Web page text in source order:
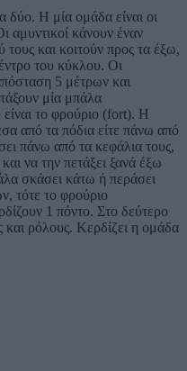
Η μία ομάδα είναι οι
αμυντικοί κάνουν έναν
τους και κοιτούν προς τα έξω,
του κύκλου. Οι
5 μέτρων και
μία μπάλα
το φρούριο (fort). Η
από τα πόδια είτε πάνω από
πάνω από τα κεφάλια τους,
να την πετάξει ξανά έξω
σκάσει κάτω ή περάσει
τότε το φρούριο
1 πόντο. Στο δεύτερο
και ρόλους. Κερδίζει η ομάδα